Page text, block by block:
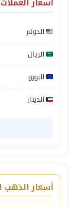
الدولار
الريال
اليورو
الدينار
أسعار الذهب